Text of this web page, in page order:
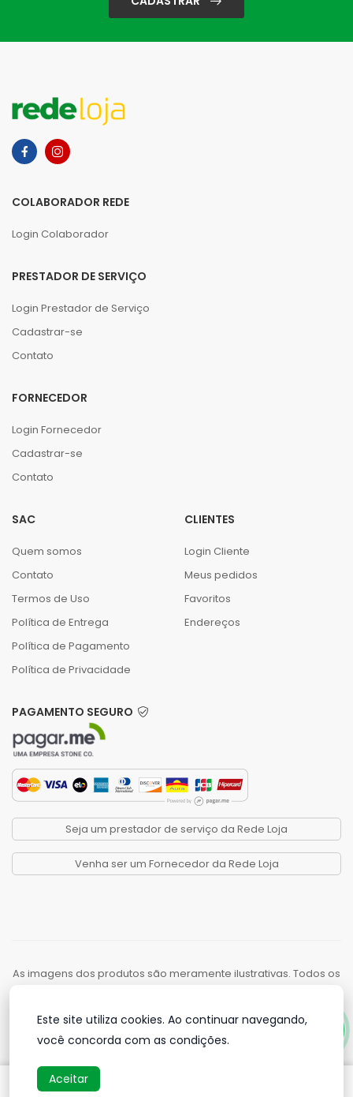
COLABORADOR REDE
Login Colaborador
PRESTADOR DE SERVIÇO
Login Prestador de Serviço
Cadastrar-se
Contato
FORNECEDOR
Login Fornecedor
Cadastrar-se
Contato
SAC
Quem somos
Contato
Termos de Uso
Política de Entrega
Política de Pagamento
Política de Privacidade
CLIENTES
Login Cliente
Meus pedidos
Favoritos
Endereços
PAGAMENTO SEGURO
Seja um prestador de serviço da Rede Loja
Venha ser um Fornecedor da Rede Loja
As imagens dos produtos são meramente ilustrativas. Todos os
Rede Loja Comércio de Produtos e Serviços LTDA. CNPJ:
48.591.308/0001-85. Av. Fernando Correa da Costa, 1484 CEP:
78.065-000 - Cuiabá - MT - Telefone: 65 3634-6949
Este site utiliza cookies. Ao continuar navegando,
você concorda com as condições.
Aceitar